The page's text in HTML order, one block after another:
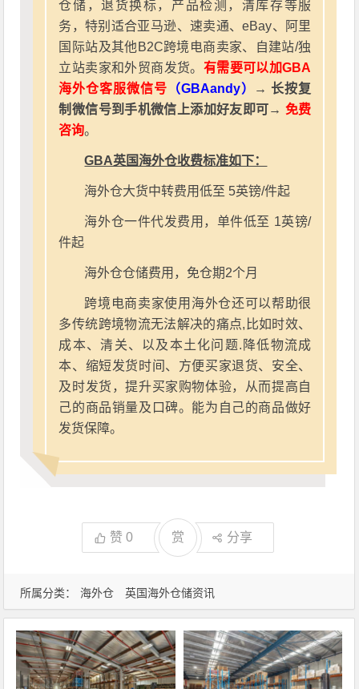
所属分类： 海外仓 英国海外仓储资讯
仓储，退货换标，产品检测，清库存等服
务，特别适合亚马逊、速卖通、eBay、阿里
国际站及其他B2C跨境电商卖家、自建站/独
立站卖家和外贸商发货。 有需要可以加GBA
海外仓客服微信号 （GBAandy）
→ 长按复
制微信号到手机微信上添加好友即可→ 免费
咨询。
GBA英国海外仓收费标准如下：
海外仓大货中转费用低至 5英镑/件起
海外仓一件代发费用，单件低至 1英镑/
件起
海外仓仓储费用，免仓期2个月
跨境电商卖家使用海外仓还可以帮助很
多传统跨境物流无法解决的痛点,比如时效、
成本、清关、以及本土化问题.降低物流成
本、缩短发货时间、方便买家退货、安全、
及时发货，提升买家购物体验，从而提高自
己的商品销量及口碑。能为自己的商品做好
发货保障。
赞0 赏 分享